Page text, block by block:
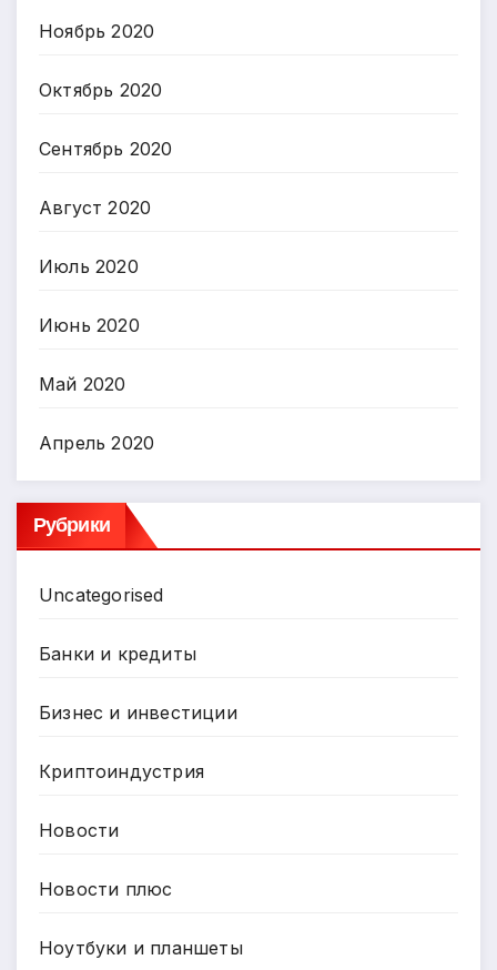
Ноябрь 2020
Октябрь 2020
Сентябрь 2020
Август 2020
Июль 2020
Июнь 2020
Май 2020
Апрель 2020
Рубрики
Uncategorised
Банки и кредиты
Бизнес и инвестиции
Криптоиндустрия
Новости
Новости плюс
Ноутбуки и планшеты